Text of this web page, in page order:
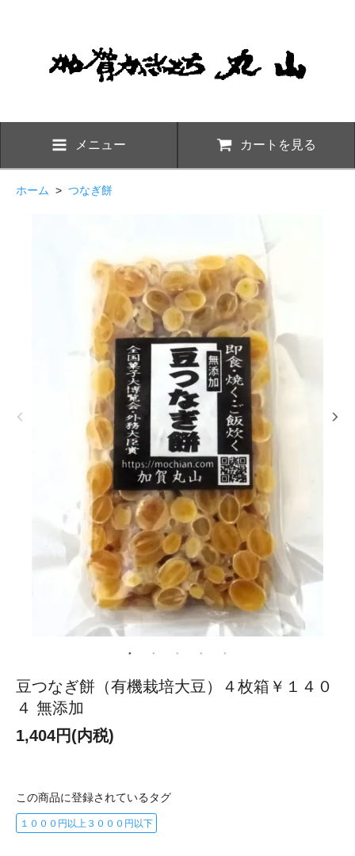
メニュー カートを見る
ホーム > つなぎ餅
豆つなぎ餅（有機栽培大豆）４枚箱￥１４０
４ 無添加
1,404円(内税)
この商品に登録されているタグ
１０００円以上３０００円以下